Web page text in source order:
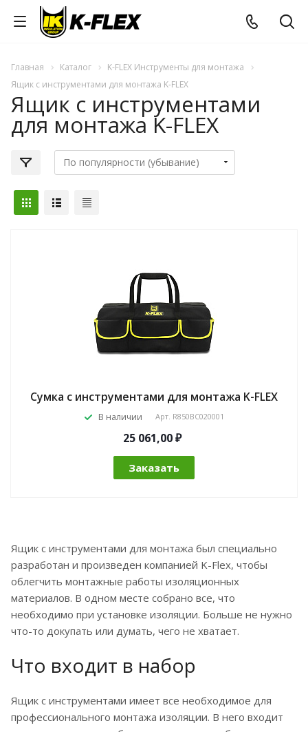
Главная Каталог
K-FLEX Инструменты для монтажа
Ящик с инструментами для монтажа K-FLEX
Ящик с инструментами
для монтажа K-FLEX
Сумка с инструментами для монтажа K-FLEX
В наличии Арт. R850BC020001
25 061,00 ₽
Заказать
Ящик с инструментами для монтажа был специально
разработан и произведен компанией K-Flex, чтобы
облегчить монтажные работы изоляционных
материалов. В одном месте собрано все, что
необходимо при установке изоляции. Больше не нужно
что-то докупать или думать, чего не хватает.
Что входит в набор
Ящик с инструментами имеет все необходимое для
профессионального монтажа изоляции. В него входит